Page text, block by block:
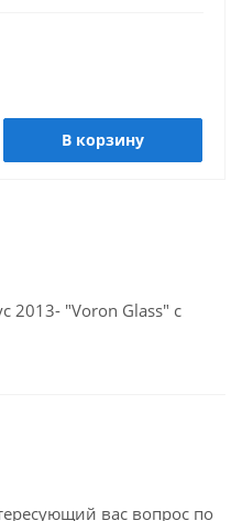
В корзину
2013- "Voron Glass" с
вас вопрос по